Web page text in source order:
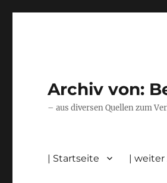
Archiv von:
– aus diversen Quellen zum
| Startseite | weiter